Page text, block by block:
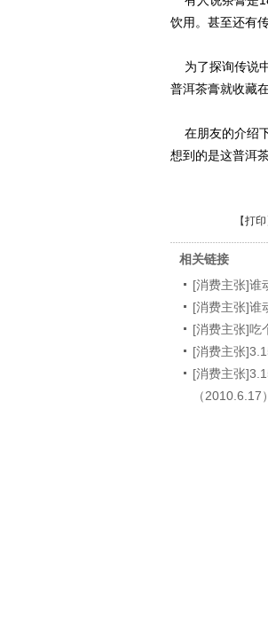
饮用。甚至还有
为了探询传说
普洱茶膏就收藏
在朋友的介绍
想到的是这普洱
【打印
相关链接
[消费主张]谁
[消费主张]谁
[消费主张]吃
[消费主张
[消费主张
（2010.6.17）